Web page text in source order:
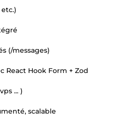
(/messages)
React Hook Form + Zod
... )
scalable